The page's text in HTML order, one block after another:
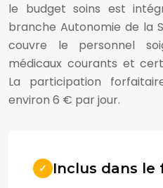
le budget soins est
branche Autonomie de la
couvre le personnel
médicaux courants et
La participation
environ 6 € par jour.
Inclus dans le